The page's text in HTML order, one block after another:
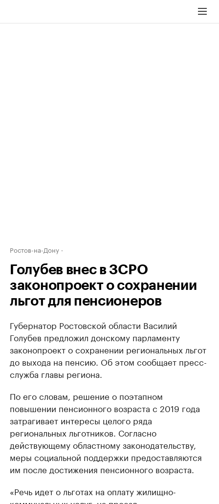
Ростов-на-Дону
Голубев внес в ЗСРО
законопроект о сохранении
льгот для пенсионеров
Губернатор Ростовской области Василий
Голубев предложил донскому парламенту
законопроект о сохранении региональных льгот
до выхода на пенсию. Об этом сообщает пресс-
служба главы региона.
По его словам, решение о поэтапном
повышении пенсионного возраста с 2019 года
затрагивает интересы целого ряда
региональных льготников. Согласно
действующему областному законодательству,
меры социальной поддержки предоставляются
им после достижения пенсионного возраста.
«Речь идет о льготах на оплату жилищно-